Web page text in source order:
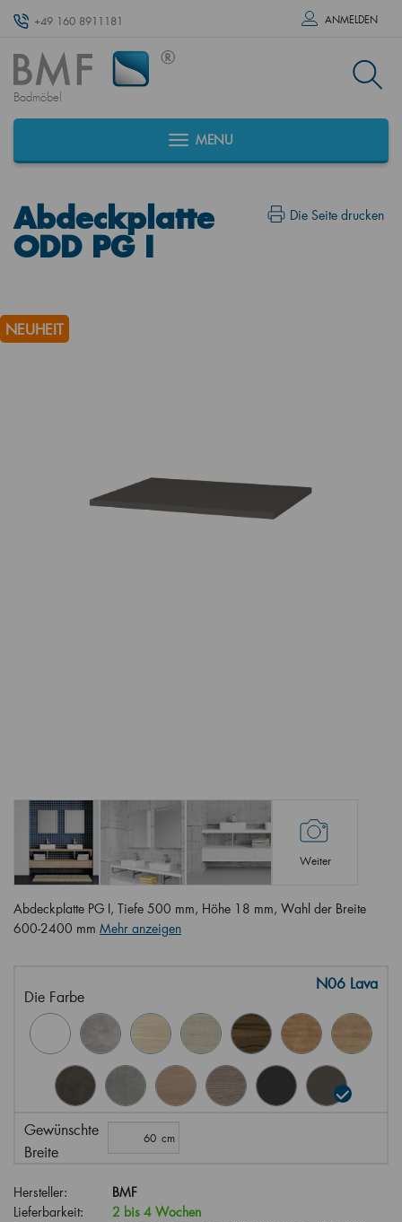
+49 160 8911181 ANMELDEN
Badmöbel
MENU
Die Seite drucken
Abdeckplatte
ODD PG I
NEUHEIT
Weiter
Abdeckplatte PG I, Tiefe 500 mm, Höhe 18 mm, Wahl der Breite
600-2400 mm Mehr anzeigen
Die Farbe
N06 Lava
Gewünschte
Breite
Hersteller:
BMF
Lieferbarkeit:
2 bis 4 Wochen